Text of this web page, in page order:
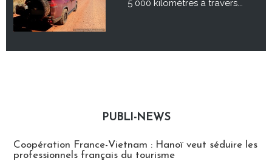
5 000 kilomètres à travers...
PUBLI-NEWS
Coopération France-Vietnam : Hanoï veut séduire les
professionnels français du tourisme